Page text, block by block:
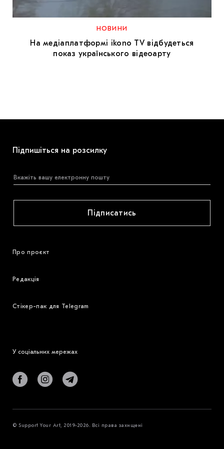
ДОСЛІДНИЦЬКА ПЛАТФОРМА
ЗАПАЛЕННЯ
НОВИНИ
На медіаплатформі ikono TV відбудеться
показ українського відеоарту
Підпишіться на розсилку
Підписатись
Про проєкт
Редакція
Стікер-пак для Telegram
У соціальних мережах
© Support Your Art, 2019-2026. Всі права захищені